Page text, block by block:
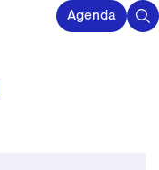
Agenda